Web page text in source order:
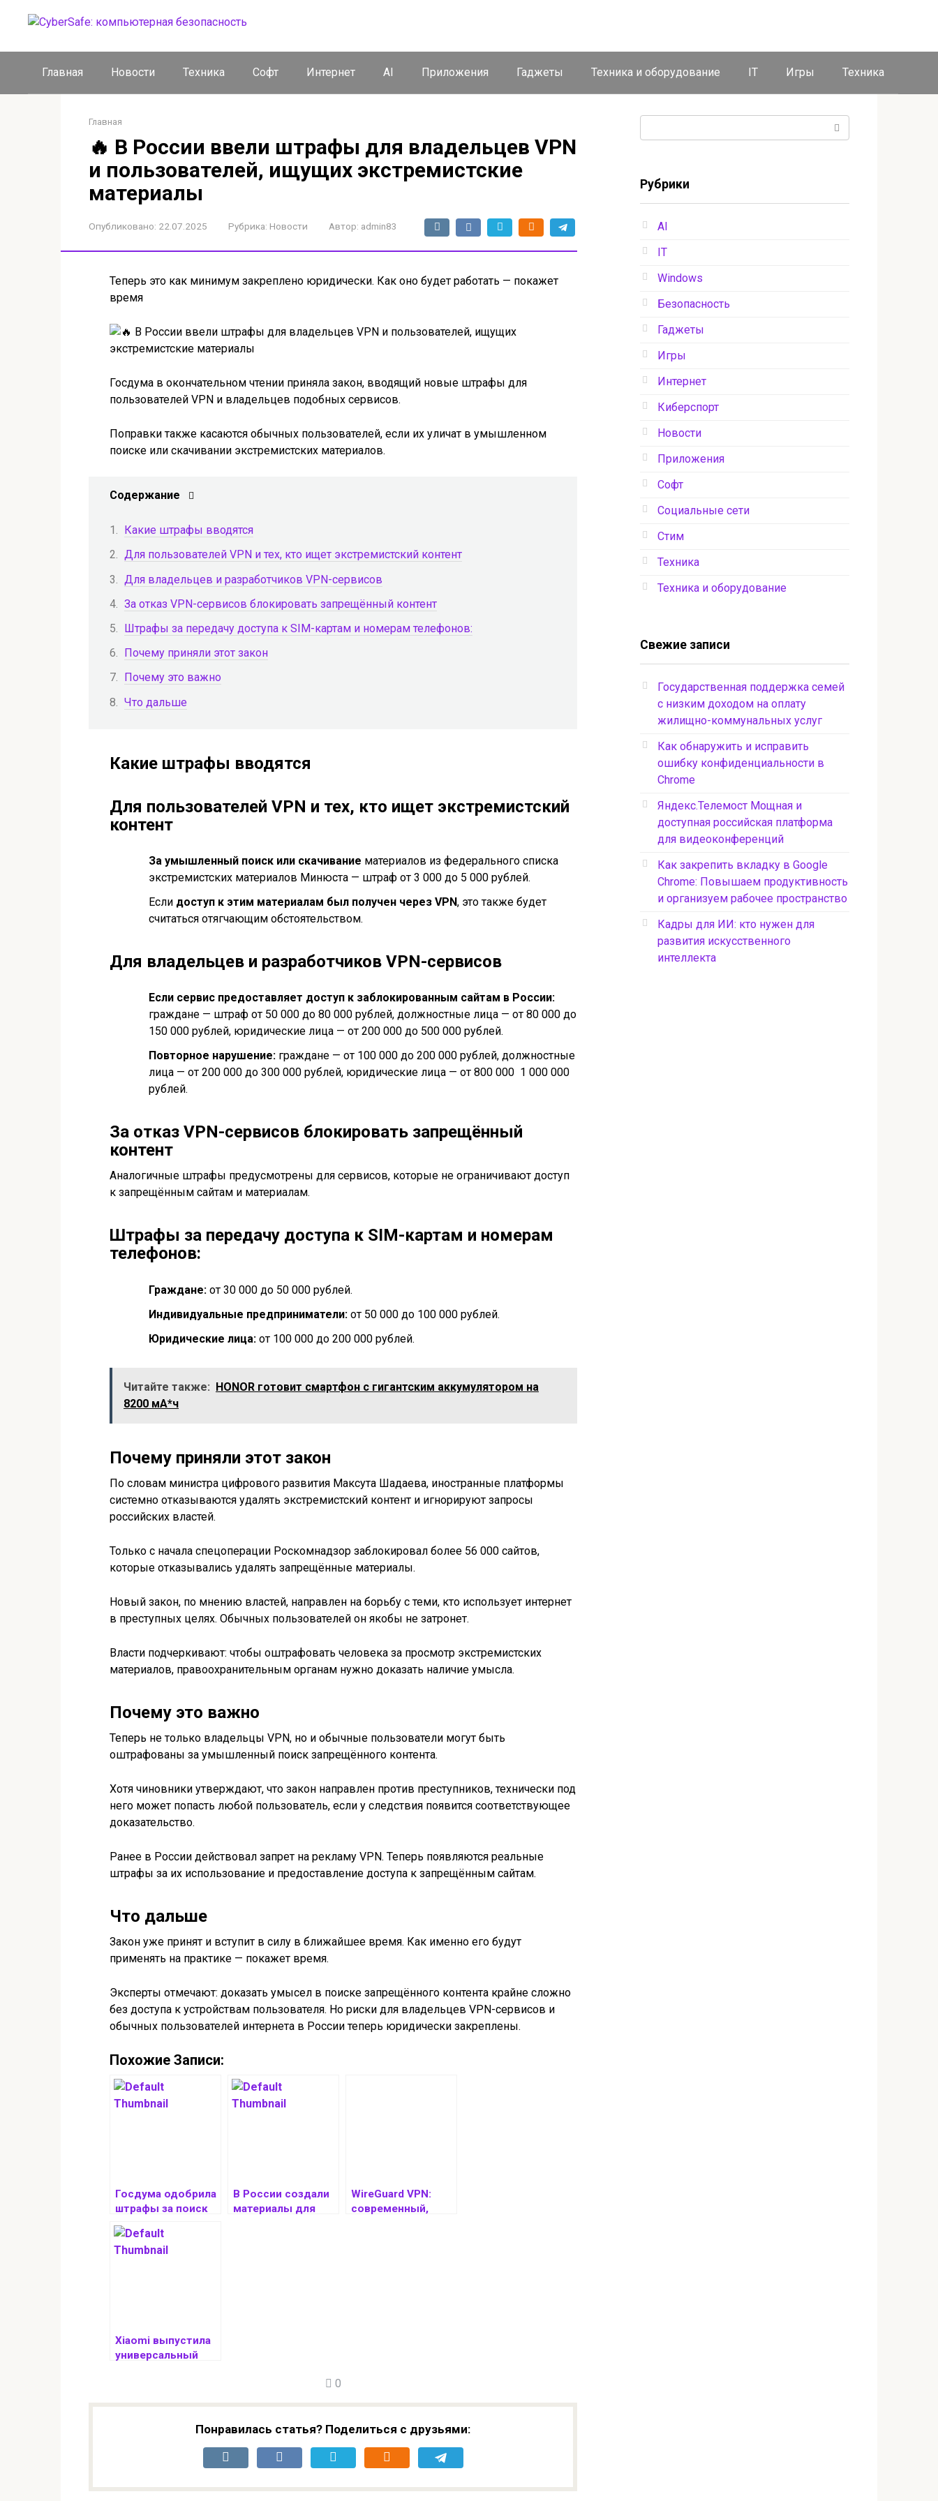
Главная Новости Техника Софт Интернет AI Приложения Гаджеты Техника и оборудование IT Игры Техника
Главная
🔥 В России ввели штрафы для владельцев VPN
и пользователей, ищущих экстремистские
материалы
Опубликовано: 22.07.2025 Рубрика: Новости Автор: admin83
Теперь это как минимум закреплено юридически. Как оно будет работать — покажет
время
Госдума в окончательном чтении приняла закон, вводящий новые штрафы для
пользователей VPN и владельцев подобных сервисов.
Поправки также касаются обычных пользователей, если их уличат в умышленном
поиске или скачивании экстремистских материалов.
Содержание
Какие штрафы вводятся
Для пользователей VPN и тех, кто ищет экстремистский контент
Для владельцев и разработчиков VPN-сервисов
За отказ VPN-сервисов блокировать запрещённый контент
Штрафы за передачу доступа к SIM-картам и номерам телефонов:
Почему приняли этот закон
Почему это важно
Что дальше
Какие штрафы вводятся
Для пользователей VPN и тех, кто ищет экстремистский
контент
За умышленный поиск или скачивание материалов из федерального списка
экстремистских материалов Минюста — штраф от 3 000 до 5 000 рублей.
Если доступ к этим материалам был получен через VPN, это также будет
считаться отягчающим обстоятельством.
Для владельцев и разработчиков VPN-сервисов
Если сервис предоставляет доступ к заблокированным сайтам в России:
граждане — штраф от 50 000 до 80 000 рублей, должностные лица — от 80 000 до
150 000 рублей, юридические лица — от 200 000 до 500 000 рублей.
Повторное нарушение: граждане — от 100 000 до 200 000 рублей, должностные
лица — от 200 000 до 300 000 рублей, юридические лица — от 800 000 1 000 000
рублей.
За отказ VPN-сервисов блокировать запрещённый
контент
Аналогичные штрафы предусмотрены для сервисов, которые не ограничивают доступ
к запрещённым сайтам и материалам.
Штрафы за передачу доступа к SIM-картам и номерам
телефонов:
Граждане: от 30 000 до 50 000 рублей.
Индивидуальные предприниматели: от 50 000 до 100 000 рублей.
Юридические лица: от 100 000 до 200 000 рублей.
Читайте также: HONOR готовит смартфон с гигантским аккумулятором на
8200 мА*ч
Почему приняли этот закон
По словам министра цифрового развития Максута Шадаева, иностранные платформы
системно отказываются удалять экстремистский контент и игнорируют запросы
российских властей.
Только с начала спецоперации Роскомнадзор заблокировал более 56 000 сайтов,
которые отказывались удалять запрещённые материалы.
Новый закон, по мнению властей, направлен на борьбу с теми, кто использует интернет
в преступных целях. Обычных пользователей он якобы не затронет.
Власти подчеркивают: чтобы оштрафовать человека за просмотр экстремистских
материалов, правоохранительным органам нужно доказать наличие умысла.
Почему это важно
Теперь не только владельцы VPN, но и обычные пользователи могут быть
оштрафованы за умышленный поиск запрещённого контента.
Хотя чиновники утверждают, что закон направлен против преступников, технически под
него может попасть любой пользователь, если у следствия появится соответствующее
доказательство.
Ранее в России действовал запрет на рекламу VPN. Теперь появляются реальные
штрафы за их использование и предоставление доступа к запрещённым сайтам.
Что дальше
Закон уже принят и вступит в силу в ближайшее время. Как именно его будут
применять на практике — покажет время.
Эксперты отмечают: доказать умысел в поиске запрещённого контента крайне сложно
без доступа к устройствам пользователя. Но риски для владельцев VPN-сервисов и
обычных пользователей интернета в России теперь юридически закреплены.
Похожие Записи:
Госдума одобрила
штрафы за поиск
запрещенных
материалов и
рекламу VPN
В России создали
материалы для
WireGuard VPN:
современный,
Xiaomi выпустила
универсальный
0
Понравилась статья? Поделиться с друзьями:
Рубрики
AI
IT
Windows
Безопасность
Гаджеты
Игры
Интернет
Киберспорт
Новости
Приложения
Софт
Социальные сети
Стим
Техника
Техника и оборудование
Свежие записи
Государственная поддержка семей
с низким доходом на оплату
жилищно-коммунальных услуг
Как обнаружить и исправить
ошибку конфиденциальности в
Chrome
Яндекс.Телемост Мощная и
доступная российская платформа
для видеоконференций
Как закрепить вкладку в Google
Chrome: Повышаем продуктивность
и организуем рабочее пространство
Кадры для ИИ: кто нужен для
развития искусственного
интеллекта